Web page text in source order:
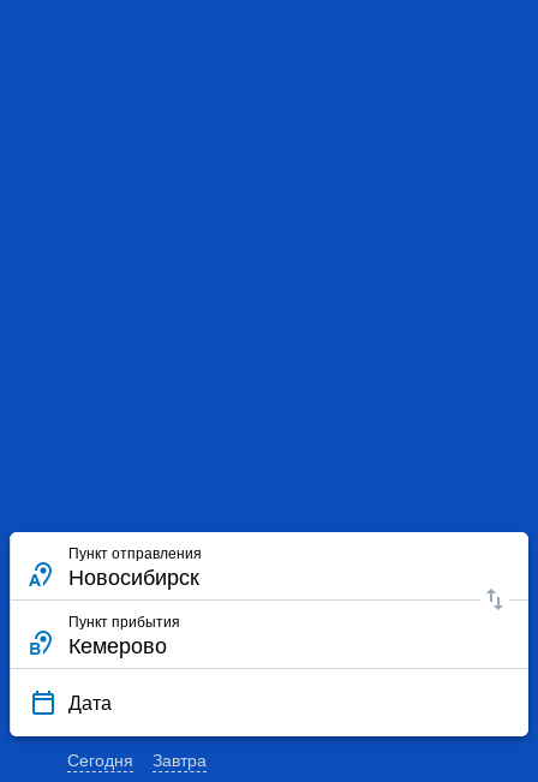
Пункт отправления
Пункт прибытия
Дата
Сегодня Завтра